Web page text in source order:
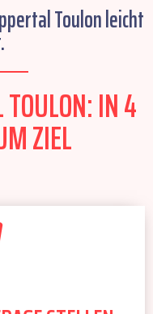
Toulon leicht
IN 4
ZIEL